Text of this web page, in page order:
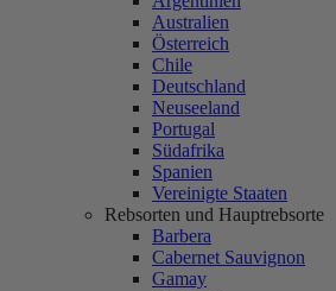
Australien
Österreich
Chile
Deutschland
Neuseeland
Portugal
Südafrika
Spanien
Vereinigte Staaten
Rebsorten und Hauptrebsorte
Barbera
Cabernet Sauvignon
Gamay